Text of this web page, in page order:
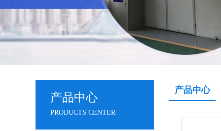
产品中心
PRODUCTS CENTER
产品中心